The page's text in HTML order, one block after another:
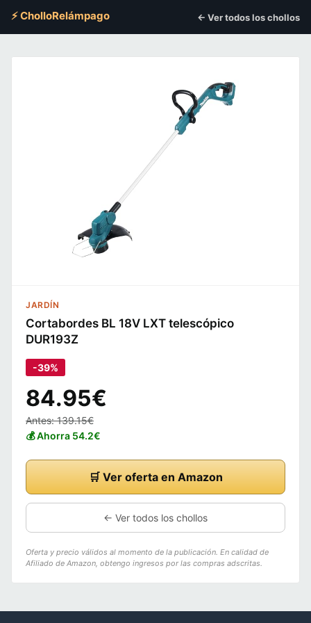
⚡ CholloRelámpago ← Ver todos los chollos
JARDÍN
Cortabordes BL 18V LXT telescópico
DUR193Z
-39%
84.95€
Antes: 139.15€
💰 Ahorra 54.2€
🛒 Ver oferta en Amazon
← Ver todos los chollos
Oferta y precio válidos al momento de la publicación. En calidad de
Afiliado de Amazon, obtengo ingresos por las compras adscritas.